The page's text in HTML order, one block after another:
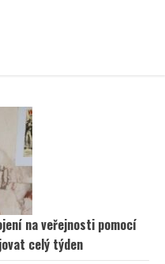
na veřejnosti pomocí
celý týden